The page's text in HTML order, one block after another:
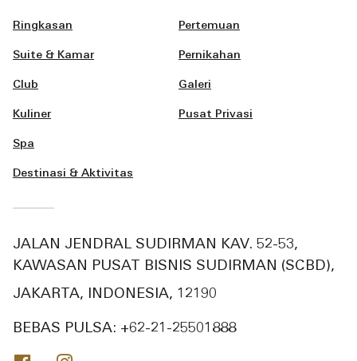
Ringkasan
Suite & Kamar
Club
Kuliner
Spa
Destinasi & Aktivitas
Pertemuan
Pernikahan
Galeri
Pusat Privasi
JALAN JENDRAL SUDIRMAN KAV. 52-53,
KAWASAN PUSAT BISNIS SUDIRMAN (SCBD),
JAKARTA, INDONESIA, 12190
BEBAS PULSA: +62-21-25501888